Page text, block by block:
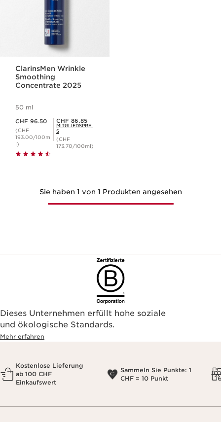
ClarinsMen Wrinkle
Smoothing
Concentrate 2025
50 ml
CHF 96.50
(CHF
193.00/100m
l)
Mitgliederpreis CHF 86.85
CHF 86.85
MITGLIEDSPREI
S
(CHF
173.70/100ml)
Sie haben 1 von 1 Produkten angesehen
Dieses Unternehmen erfüllt hohe soziale
und ökologische Standards.
Mehr erfahren
Kostenlose Lieferung
ab 100 CHF
Einkaufswert
Sammeln Sie Punkte: 1
CHF = 10 Punkt